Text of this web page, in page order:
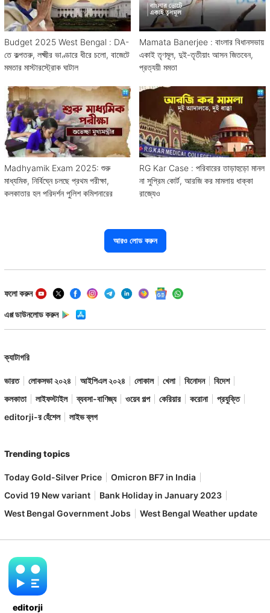
Budget 2025 West Bengal : DA-
তে কল্পতরু, লক্ষ্মীর ভাণ্ডারে ধীরে চলো, বাজেটে
মমতার মাস্টারস্ট্রোক ঘাটাল
Mamata Banerjee : বাংলার বিধানসভায়
একাই তৃণমূল, দুই-তৃতীয়াং আসন জিতবেন,
প্রত্যয়ী মমতা
Madhyamik Exam 2025: শুরু
মাধ্যমিক, নির্বিঘ্নে চলছে প্রথম পরীক্ষা,
কলকাতার হল পরিদর্শন পুলিশ কমিশনারের
RG Kar Case : পরিবারের তাড়াহুড়ো মানল
না সুপ্রিম কোর্ট, আরজি কর মামলায় ধাক্কা
রাজ্যেও
আরও লোড করুন
ফলো করুন
এপ্প ডাউনলোড করুন
ক্যাটাগরি
ভারত লোকসভা ২০২৪ আইপিএল ২০২৪ লোকাল খেলা বিনোদন
বিদেশ
কলকাতা
লাইফস্টাইল ব্যবসা-বাণিজ্য ওয়েব গল্প কেরিয়ার করোনা
প্রযুক্তি
editorji-র হেঁশেল
লাইভ ব্লগ
Trending topics
Today Gold-Silver Price
Omicron BF7 in India
Covid 19 New variant
Bank Holiday in January 2023
West Bengal Government Jobs
West Bengal Weather update
editorji